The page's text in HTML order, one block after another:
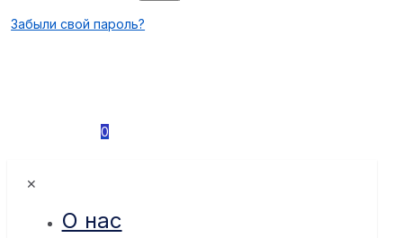
Забыли свой пароль?
0
✕
О нас